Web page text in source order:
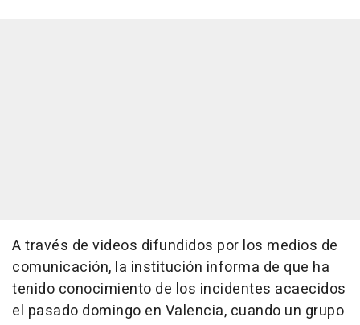
A través de videos difundidos por los medios de
comunicación, la institución informa de que ha
tenido conocimiento de los incidentes acaecidos
el pasado domingo en Valencia, cuando un grupo